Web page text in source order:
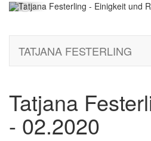
Previous
TATJANA FESTERLING
Tatjana
- 02.2020